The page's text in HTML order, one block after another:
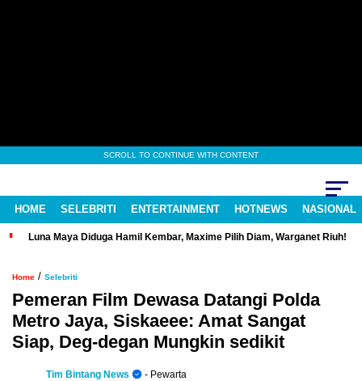
SCROLL TO CONTINUE WITH CONTENT
HOME SELEBRITI ENTERTAINMENT HOTNEWS NASIONAL
Luna Maya Diduga Hamil Kembar, Maxime Pilih Diam, Warganet Riuh!
Home / Selebriti
Pemeran Film Dewasa Datangi Polda
Metro Jaya, Siskaeee: Amat Sangat
Siap, Deg-degan Mungkin sedikit
Tim Bintang News
- Pewarta